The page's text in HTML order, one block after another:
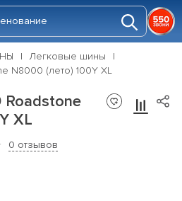
Легковые шины
N8000 (лето) 100Y XL
XL
0 отзывов